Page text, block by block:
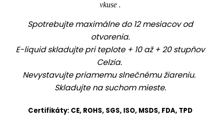
vkuse .
Spotrebujte maximálne do 12 mesiacov od
otvorenia.
E-liquid skladujte pri teplote + 10 až + 20 stupňov
Celzia.
Nevystavujte priamemu slnečnému žiareniu.
Skladujte na suchom mieste.
Certifikáty: CE, ROHS, SGS, ISO, MSDS, FDA, TPD